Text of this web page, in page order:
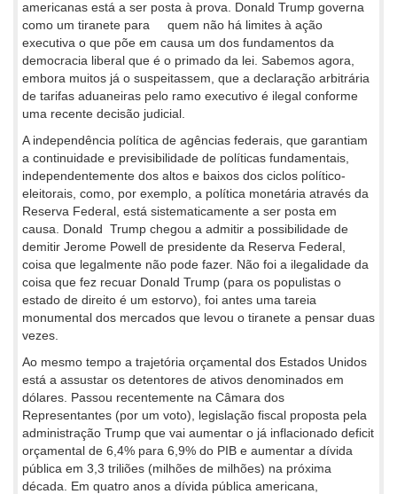
americanas está a ser posta à prova. Donald Trump governa
como um tiranete para quem não há limites à ação
executiva o que põe em causa um dos fundamentos da
democracia liberal que é o primado da lei. Sabemos agora,
embora muitos já o suspeitassem, que a declaração arbitrária
de tarifas aduaneiras pelo ramo executivo é ilegal conforme
uma recente decisão judicial.
A independência política de agências federais, que garantiam
a continuidade e previsibilidade de políticas fundamentais,
independentemente dos altos e baixos dos ciclos político-
eleitorais, como, por exemplo, a política monetária através da
Reserva Federal, está sistematicamente a ser posta em
causa. Donald Trump chegou a admitir a possibilidade de
demitir Jerome Powell de presidente da Reserva Federal,
coisa que legalmente não pode fazer. Não foi a ilegalidade da
coisa que fez recuar Donald Trump (para os populistas o
estado de direito é um estorvo), foi antes uma tareia
monumental dos mercados que levou o tiranete a pensar duas
vezes.
Ao mesmo tempo a trajetória orçamental dos Estados Unidos
está a assustar os detentores de ativos denominados em
dólares. Passou recentemente na Câmara dos
Representantes (por um voto), legislação fiscal proposta pela
administração Trump que vai aumentar o já inflacionado deficit
orçamental de 6,4% para 6,9% do PIB e aumentar a dívida
pública em 3,3 triliões (milhões de milhões) na próxima
década. Em quatro anos a dívida pública americana,